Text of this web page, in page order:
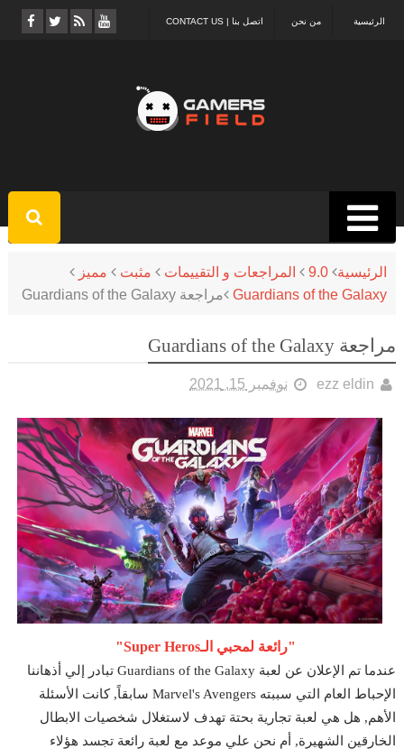
اتصل بنا | CONTACT US من نحن الرئيسية
الرئيسية 9.0 المراجعات و التقييمات مثبت
مميز
Guardians of the Galaxy مراجعة Guardians of the Galaxy
مراجعة Guardians of the Galaxy
ezz eldin نوفمبر 15, 2021
"رائعة لمحبي الـSuper Heros"
عندما تم الإعلان عن لعبة Guardians of the Galaxy تبادر إلي أذهاننا
الإحباط العام التي سببته Marvel's Avengers سابقاً, كانت الأسئلة
الأهم, هل هي لعبة تجارية بحتة تهدف لاستغلال شخصيات الابطال
الخارقين الشهيرة, أم نحن علي موعد مع لعبة رائعة تجسد هؤلاء